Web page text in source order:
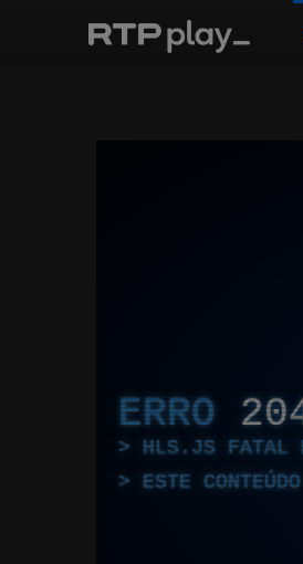
ERRO
HLS.JS FATAL
ESTE